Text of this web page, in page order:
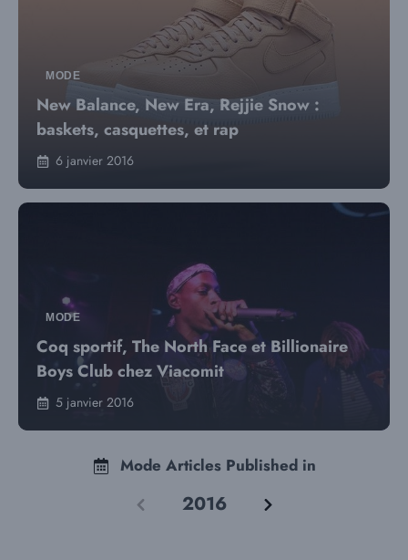
MODE
New Balance, New Era, Rejjie Snow :
baskets, casquettes, et rap
6 janvier 2016
MODE
Coq sportif, The North Face et Billionaire
Boys Club chez Viacomit
5 janvier 2016
Mode Articles Published in
2016